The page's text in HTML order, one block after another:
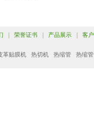
| 荣誉证书 | 产品展示 | 客
革贴膜机 热切机 热缩管 热缩